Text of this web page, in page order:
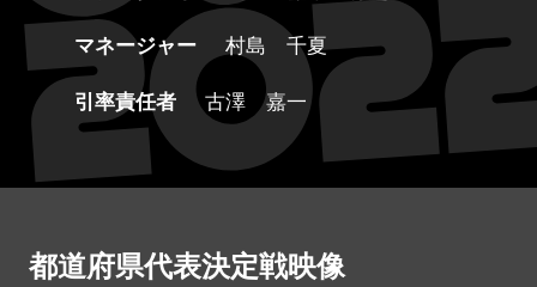
マネージャー
村島 千夏
引率責任者
古澤 嘉一
都道府県代表決定戦映像